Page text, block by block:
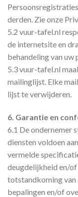
derden. Zie onze
5.2 vuur-tafel.nl
de internetsite en
behandeling van uw
5.3 vuur-tafel.nl
mailinglijst. Elke
lijst te verwijderen.
6. Garantie en
6.1 De ondernemer
diensten voldoen
vermelde
deugdelijkheid en/
totstandkoming
bepalingen en/of